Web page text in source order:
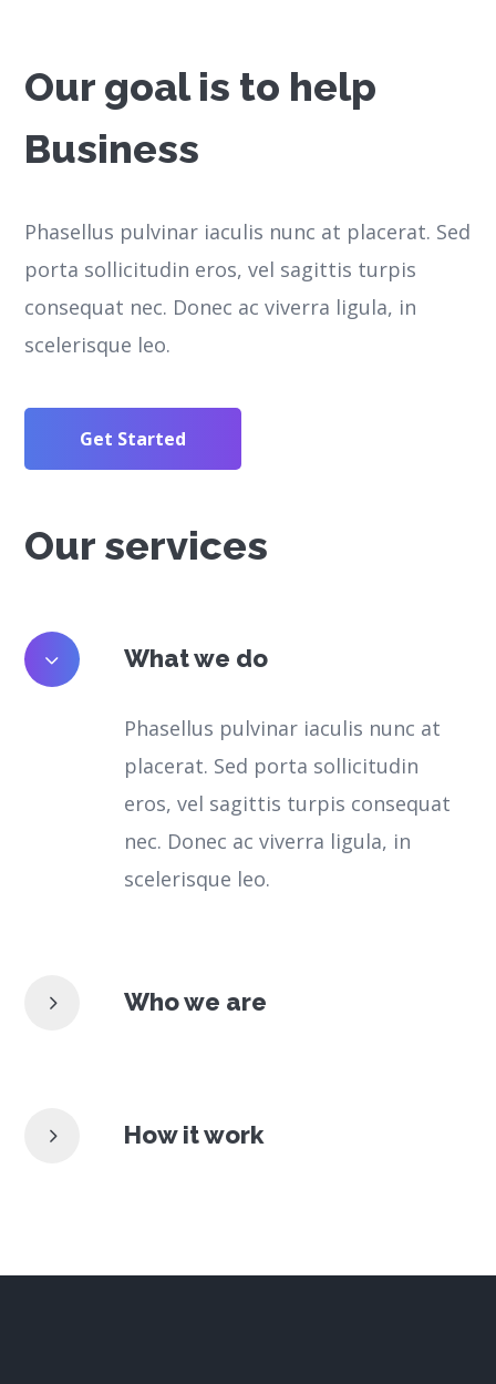
Our goal is to help
Business
Phasellus pulvinar iaculis nunc at placerat. Sed
porta sollicitudin eros, vel sagittis turpis
consequat nec. Donec ac viverra ligula, in
scelerisque leo.
Get Started
Our services
What we do
Phasellus pulvinar iaculis nunc at
placerat. Sed porta sollicitudin
eros, vel sagittis turpis consequat
nec. Donec ac viverra ligula, in
scelerisque leo.
Who we are
How it work